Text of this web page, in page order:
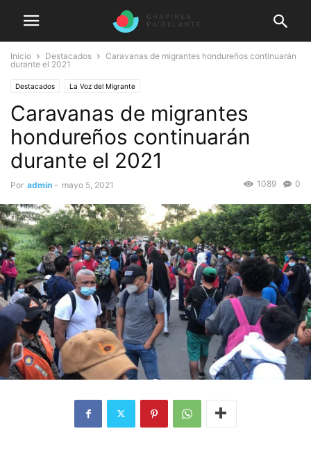
Inicio Destacados
Caravanas de migrantes hondureños continuarán
durante el 2021
Destacados La Voz del Migrante
Caravanas de migrantes
hondureños continuarán
durante el 2021
Por admin - mayo 5, 2021 0
1089